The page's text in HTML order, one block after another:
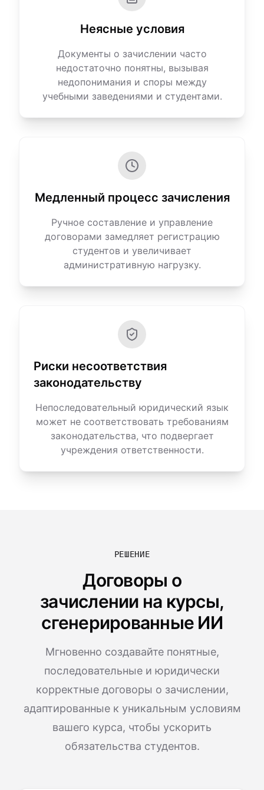
Неясные условия
Документы о зачислении часто
недостаточно понятны, вызывая
недопонимания и споры между
учебными заведениями и студентами.
Медленный процесс зачисления
Ручное составление и управление
договорами замедляет регистрацию
студентов и увеличивает
административную нагрузку.
Риски несоответствия
законодательству
Непоследовательный юридический язык
может не соответствовать требованиям
законодательства, что подвергает
учреждения ответственности.
РЕШЕНИЕ
Договоры о
зачислении на курсы,
сгенерированные ИИ
Мгновенно создавайте понятные,
последовательные и юридически
корректные договоры о зачислении,
адаптированные к уникальным условиям
вашего курса, чтобы ускорить
обязательства студентов.